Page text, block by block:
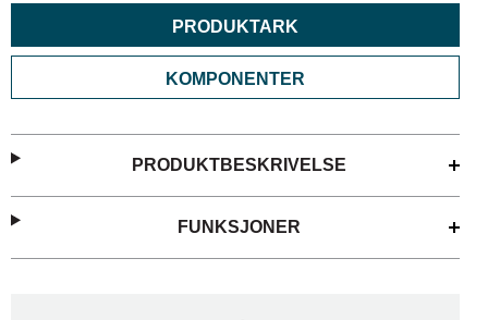
PRODUKTARK
KOMPONENTER
PRODUKTBESKRIVELSE
FUNKSJONER